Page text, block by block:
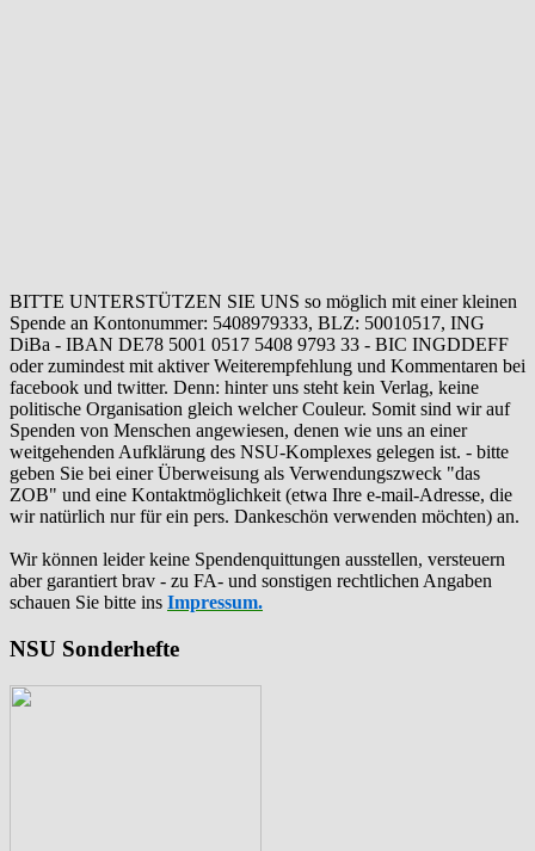
BITTE UNTERSTÜTZEN SIE UNS so möglich mit einer kleinen
Spende an Kontonummer: 5408979333, BLZ: 50010517, ING
DiBa - IBAN DE78 5001 0517 5408 9793 33 - BIC INGDDEFF
oder zumindest mit aktiver Weiterempfehlung und Kommentaren bei
facebook und twitter. Denn: hinter uns steht kein Verlag, keine
politische Organisation gleich welcher Couleur. Somit sind wir auf
Spenden von Menschen angewiesen, denen wie uns an einer
weitgehenden Aufklärung des NSU-Komplexes gelegen ist. - bitte
geben Sie bei einer Überweisung als Verwendungszweck "das
ZOB" und eine Kontaktmöglichkeit (etwa Ihre e-mail-Adresse, die
wir natürlich nur für ein pers. Dankeschön verwenden möchten) an.
Wir können leider keine Spendenquittungen ausstellen, versteuern
aber garantiert brav - zu FA- und sonstigen rechtlichen Angaben
schauen Sie bitte ins Impressum.
NSU Sonderhefte